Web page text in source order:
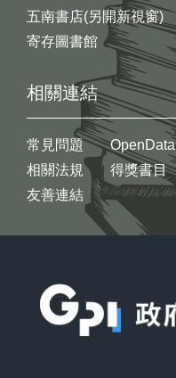
五南書店(另開新視窗)
寄存圖書館
相關連結
常見問題
相關法規
友善連結
OpenData
得獎書目